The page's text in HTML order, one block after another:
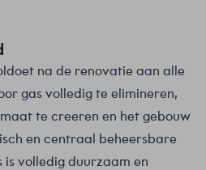
na de renovatie aan alle
gas volledig te elimineren,
te creeren en het gebouw
en centraal beheersbare
volledig duurzaam en